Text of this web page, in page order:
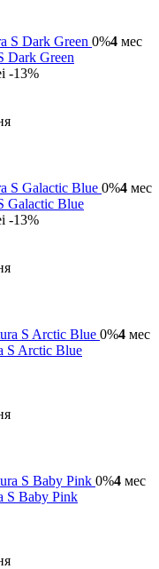
0%4 мес
Dark Green
-13%
0%4 мес
Galactic Blue
-13%
0%4 мес
S Arctic Blue
0%4 мес
S Baby Pink